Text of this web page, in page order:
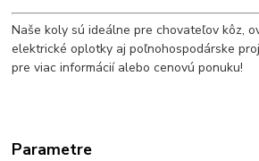
Naše koly sú ideálne pre chovateľov kôz,
elektrické oplotky aj poľnohospodárske
pre viac informácií alebo cenovú ponuku!
Parametre